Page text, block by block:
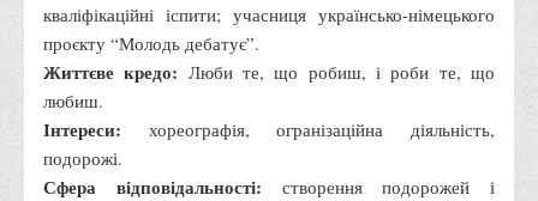
кваліфікаційні іспити; учасниця українсько-німецького
проєкту “Молодь дебатує”.
Життєве кредо: Люби те, що робиш, і роби те, що
любиш.
Інтереси: хореографія, огранізаційна діяльність,
подорожі.
Сфера відповідальності: створення подорожей і